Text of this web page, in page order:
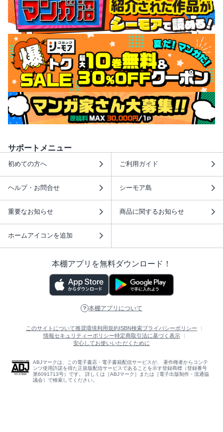
サポートメニュー
初めての方へ ご利用ガイド
ヘルプ・お問合せ シーモア島
重要なお知らせ 商品に関するお知らせ
ホームアイコンを追加
本棚アプリを無料ダウンロード！
本棚アプリについて
このサイトについて推奨環境利用規約ISBN検索プライバシーポリシー
情報セキュリティーポリシー特定商取引法に基づく表示
安心してお使いいただくために
ABJマークは、この電子書店・電子書籍配信サービスが、 著作権者からコンテ
ンツ使用許諾を得た正規版配信サービスであることを示す登録商標（登録番号
第6091713号）です。 詳しくは［ABJマーク］または［電子出版制作・流通協
議会］で検索してください。